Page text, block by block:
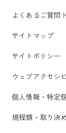
よくあるご質問
サイトマップ
サイトポリシー
ウェブアクセシ
個人情報・特定
規程類・取り決め